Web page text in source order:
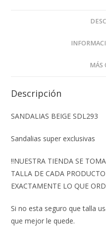
MÁS
Descripción
SANDALIAS BEIGE SDL293
Sandalias super exclusivas
‼️NUESTRA TIENDA SE
TALLA DE CADA
EXACTAMENTE LO QUE
Si no esta seguro que talla
que mejor le quede.